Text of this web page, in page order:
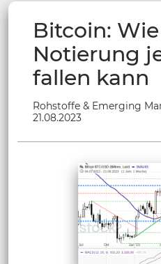
Bitcoin:
Notierung
fallen kann
Rohstoffe & Emerging
21.08.2023